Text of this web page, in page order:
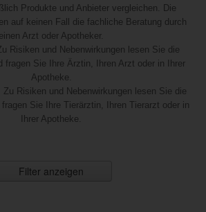
Produkte und Anbieter vergleichen. Die
auf keinen Fall die fachliche Beratung durch
einen Arzt oder Apotheker.
Risiken und Nebenwirkungen lesen Sie die
fragen Sie Ihre Ärztin, Ihren Arzt oder in Ihrer
Apotheke.
Zu Risiken und Nebenwirkungen lesen Sie die
Sie Ihre Tierärztin, Ihren Tierarzt oder in
Ihrer Apotheke.
Filter anzeigen